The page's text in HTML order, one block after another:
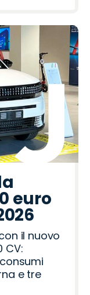
euro
il nuovo
CV:
e tre